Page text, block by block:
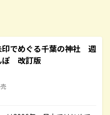
でめぐる千葉の神社 週
ぽ 改訂版